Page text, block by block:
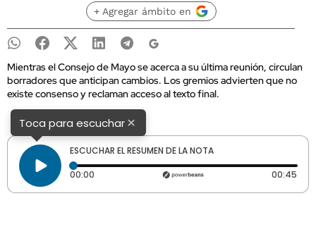
+ Agregar ámbito en
Mientras el Consejo de Mayo se acerca a su última reunión, circulan
borradores que anticipan cambios. Los gremios advierten que no
existe consenso y reclaman acceso al texto final.
Toca para escuchar×
ESCUCHAR EL RESUMEN DE LA NOTA
00:00 Tiempo transcurrido: 0 segundos 00:45